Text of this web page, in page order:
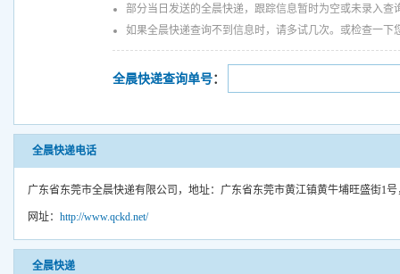
部分当日发送的全晨快递，跟踪信息暂时为空或未录入查
如果全晨快递查询不到信息时，请多试几次。或检查一下
全晨快递查询单号：
全晨快递电话
广东省东莞市全晨快递有限公司，地址：广东省东莞市黄江镇黄牛埔旺盛街1号
网址： http://www.qckd.net/
全晨快递